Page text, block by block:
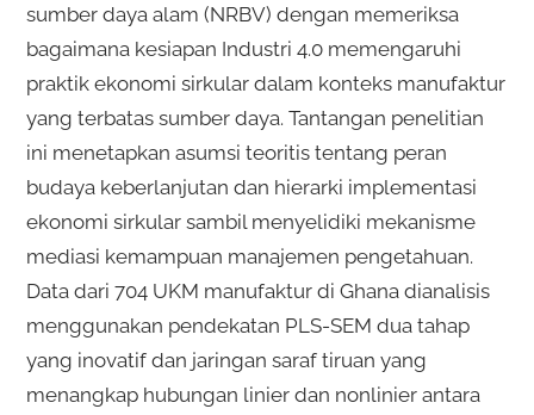
sumber daya alam (NRBV) dengan memeriksa
bagaimana kesiapan Industri 4.0 memengaruhi
praktik ekonomi sirkular dalam konteks manufaktur
yang terbatas sumber daya. Tantangan penelitian
ini menetapkan asumsi teoritis tentang peran
budaya keberlanjutan dan hierarki implementasi
ekonomi sirkular sambil menyelidiki mekanisme
mediasi kemampuan manajemen pengetahuan.
Data dari 704 UKM manufaktur di Ghana dianalisis
menggunakan pendekatan PLS-SEM dua tahap
yang inovatif dan jaringan saraf tiruan yang
menangkap hubungan linier dan nonlinier antara